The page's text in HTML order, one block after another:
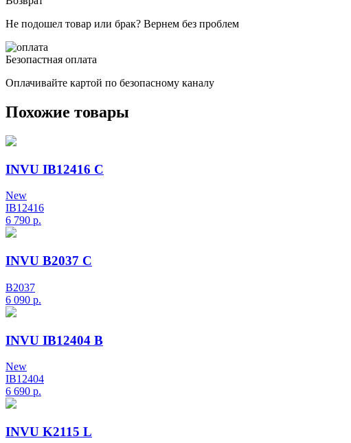
Не подошел товар или брак? Вернем без проблем
Безопастная оплата
Оплачивайте картой по безопасному каналу
Похожие товары
INVU IB12416 C
New
IB12416
6 790 р.
INVU B2037 C
B2037
6 090 р.
INVU IB12404 B
New
IB12404
6 690 р.
INVU K2115 L